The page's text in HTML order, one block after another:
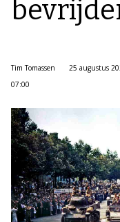
Tim Tomassen
25 augustus
07:00